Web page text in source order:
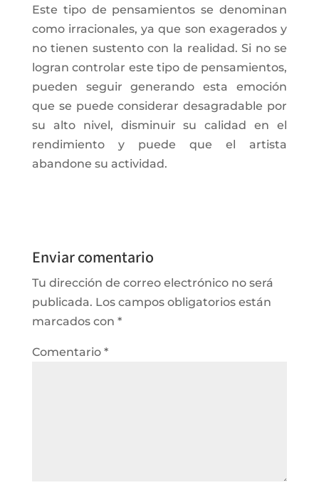
Este tipo de pensamientos se denominan
como irracionales, ya que son exagerados y
no tienen sustento con la realidad. Si no se
logran controlar este tipo de pensamientos,
pueden seguir generando esta emoción
que se puede considerar desagradable por
su alto nivel, disminuir su calidad en el
rendimiento y puede que el artista
abandone su actividad.
Enviar comentario
Tu dirección de correo electrónico no será
publicada. Los campos obligatorios están
marcados con *
Comentario *